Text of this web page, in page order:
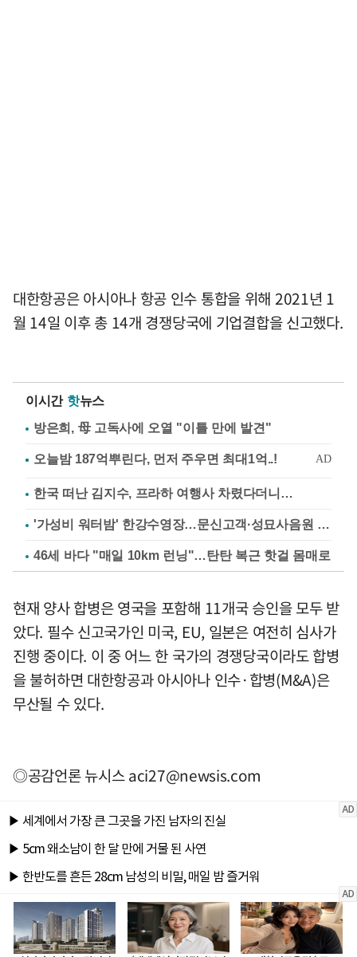
대한항공은 아시아나 항공 인수 통합을 위해 2021년 1
월 14일 이후 총 14개 경쟁당국에 기업결합을 신고했다.
이시간 핫뉴스
방은희, 母 고독사에 오열 "이틀 만에 발견"
한국 떠난 김지수, 프라하 여행사 차렸다더니…
'가성비 워터밤' 한강수영장…문신고객·성묘사음원 민원
46세 바다 "매일 10km 런닝"…탄탄 복근 핫걸 몸매로
현재 양사 합병은 영국을 포함해 11개국 승인을 모두 받
았다. 필수 신고국가인 미국, EU, 일본은 여전히 심사가
진행 중이다. 이 중 어느 한 국가의 경쟁당국이라도 합병
을 불허하면 대한항공과 아시아나 인수·합병(M&A)은
무산될 수 있다.
◎공감언론 뉴시스aci27@newsis.com